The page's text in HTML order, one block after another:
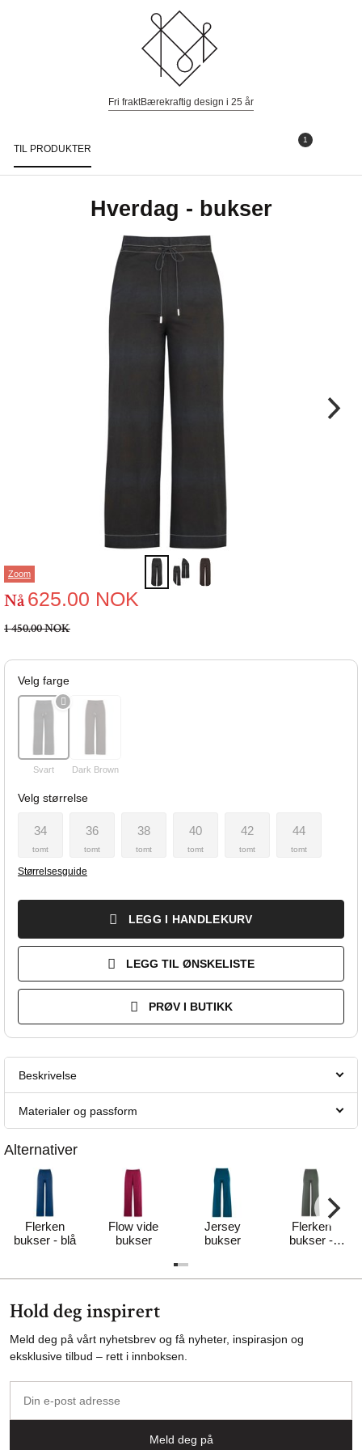
Fri fraktBærekraftig design i 25 år
1
TIL PRODUKTER
Hverdag - bukser
Zoom
Nå625.00 NOK
1 450.00 NOK
Velg farge
Svart Dark Brown
Velg størrelse
34
tomt
36
tomt
38
tomt
40
tomt
42
tomt
44
tomt
Størrelsesguide
LEGG I HANDLEKURV
LEGG TIL ØNSKELISTE
PRØV I BUTIKK
Beskrivelse
Materialer og passform
Alternativer
Flerken
bukser - blå
Flow vide
bukser
Jersey
bukser
Flerken
bukser -
Hold deg inspirert
Meld deg på vårt nyhetsbrev og få nyheter, inspirasjon og
eksklusive tilbud – rett i innboksen.
post
Meld deg på